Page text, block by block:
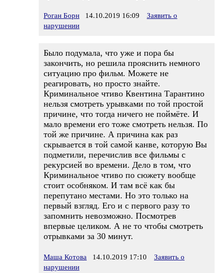
Роган Борн 14.10.2019 16:09
Заявить о
нарушении
Было подумала, что уже и пора бы
закончить, но решила прояснить немного
ситуацию про фильм. Можете не
реагировать, но просто знайте.
Криминальное чтиво Квентина Тарантино
нельзя смотреть урывками по той простой
причине, что тогда ничего не поймёте. И
мало времени его тоже смотреть нельзя. По
той же причине. А причина как раз
скрывается в той самой канве, которую Вы
подметили, перечислив все фильмы с
рекурсией во времени. Дело в том, что
Криминальное чтиво по сюжету вообще
стоит особняком. И там всё как бы
перепутано местами. Но это только на
первый взгляд. Его и с первого разу то
запомнить невозможно. Посмотрев
впервые целиком. А не то чтобы смотреть
отрывками за 30 минут.
Маша Котова 14.10.2019 17:10
Заявить о
нарушении